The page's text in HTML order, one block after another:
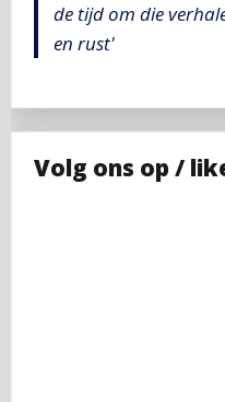
de tijd om die
en rust'
Volg ons op /